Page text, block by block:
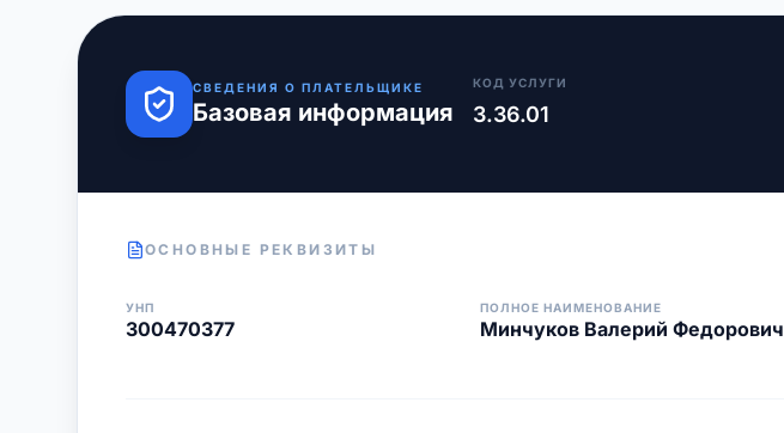
СВЕДЕНИЯ О ПЛАТЕЛЬЩИКЕ
Базовая информация
КОД УСЛУГИ
3.36.01
ОСНОВНЫЕ РЕКВИЗИТЫ
УНП
300470377
ПОЛНОЕ НАИМЕНОВАНИЕ
Минчуков Валерий Федорович